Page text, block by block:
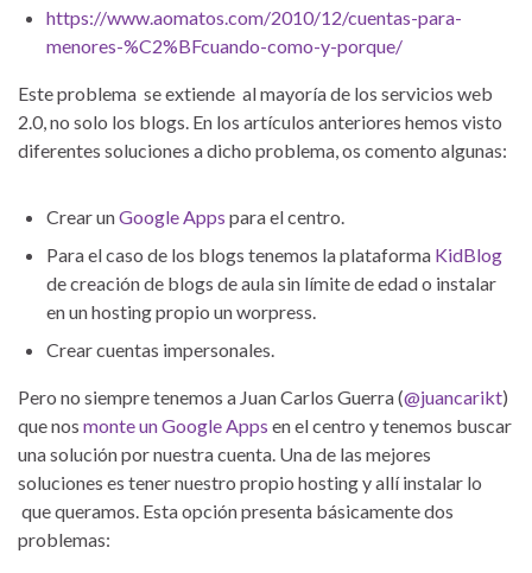
https://www.aomatos.com/2010/12/cuentas-para-
menores-%C2%BFcuando-como-y-porque/
Este problema se extiende al mayoría de los servicios web
2.0, no solo los blogs. En los artículos anteriores hemos visto
diferentes soluciones a dicho problema, os comento algunas:
Crear unGoogle Apps para el centro.
Para el caso de los blogs tenemos la plataforma KidBlog
de creación de blogs de aula sin límite de edad o instalar
en un hosting propio un worpress.
Crear cuentas impersonales.
Pero no siempre tenemos a Juan Carlos Guerra (@juancarikt)
que nos monte un Google Apps en el centro y tenemos buscar
una solución por nuestra cuenta. Una de las mejores
soluciones es tener nuestro propio hosting y allí instalar lo
que queramos. Esta opción presenta básicamente dos
problemas: